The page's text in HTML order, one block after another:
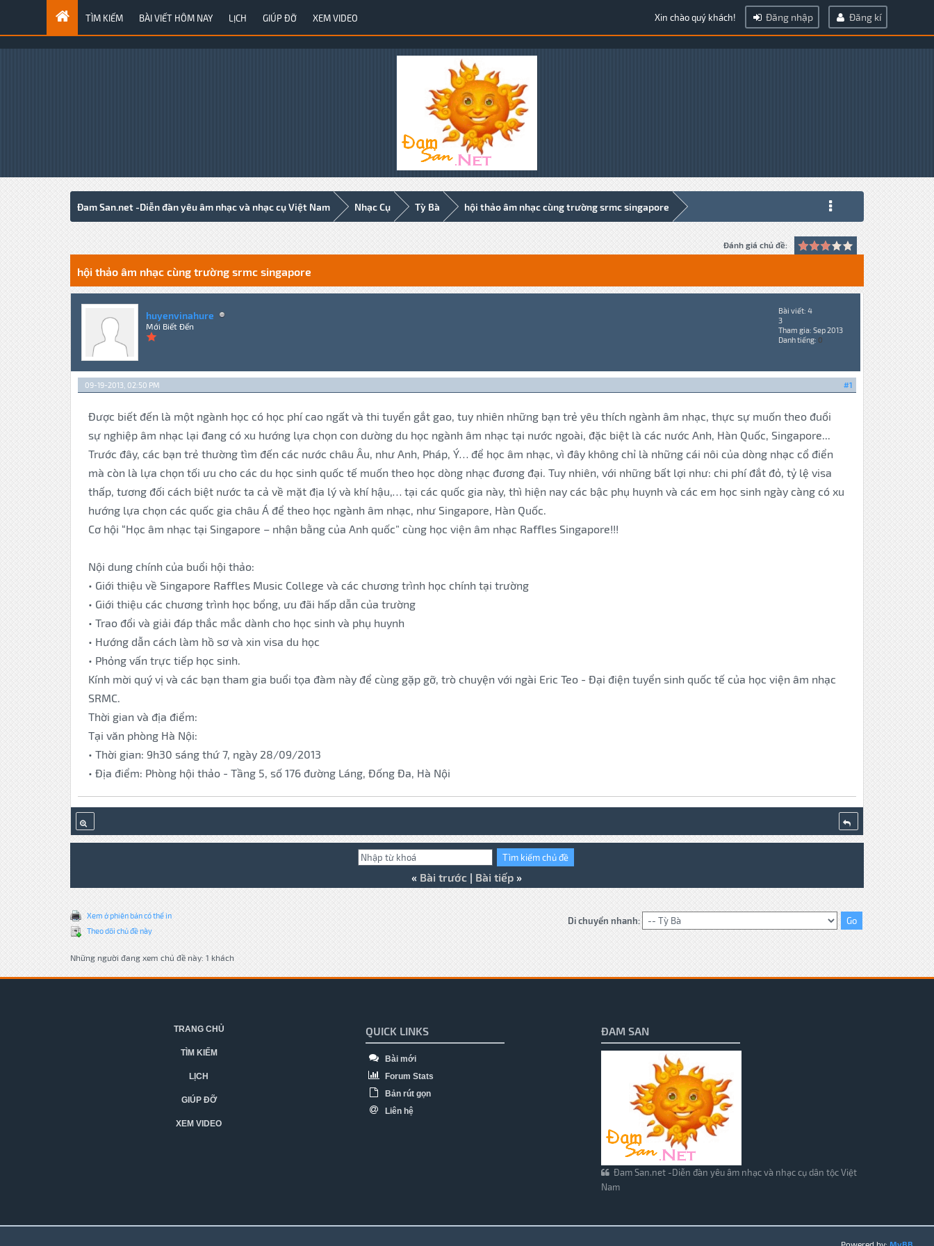
TÌM KIẾM BÀI VIẾT HÔM NAY LỊCH GIÚP ĐỠ XEM VIDEO Xin chào quý khách! Đăng nhập Đăng kí
Đam San.net -Diễn đàn yêu âm nhạc và nhạc cụ Việt Nam Nhạc Cụ Tỳ Bà hội thảo âm nhạc cùng trường srmc singapore
Đánh giá chủ đề:
1 Votes - 3 Average
1
2
3
4
5
hội thảo âm nhạc cùng trường srmc singapore
huyenvinahure
Mới Biết Đến
Bài viết: 4
3
Tham gia: Sep 2013
Danh tiếng: 0
#1
09-19-2013, 02:50 PM
Được biết đến là một ngành học có học phí cao ngất và thi tuyển gắt gao, tuy nhiên những bạn trẻ yêu thích ngành âm nhạc, thực sự muốn theo đuổi
sự nghiệp âm nhạc lại đang có xu hướng lựa chọn con dường du học ngành âm nhạc tại nước ngoài, đặc biệt là các nước Anh, Hàn Quốc, Singapore...
Trước đây, các bạn trẻ thường tìm đến các nước châu Âu, như Anh, Pháp, Ý… để học âm nhạc, vì đây không chỉ là những cái nôi của dòng nhạc cổ điển
mà còn là lựa chọn tối ưu cho các du học sinh quốc tế muốn theo học dòng nhạc đương đại. Tuy nhiên, với những bất lợi như: chi phí đắt đỏ, tỷ lệ visa
thấp, tương đối cách biệt nước ta cả về mặt địa lý và khí hậu,… tại các quốc gia này, thì hiện nay các bậc phụ huynh và các em học sinh ngày càng có xu
hướng lựa chọn các quốc gia châu Á để theo học ngành âm nhạc, như Singapore, Hàn Quốc.
Cơ hội “Học âm nhạc tại Singapore – nhận bằng của Anh quốc” cùng học viện âm nhạc Raffles Singapore!!!
Nội dung chính của buổi hội thảo:
• Giới thiệu về Singapore Raffles Music College và các chương trình học chính tại trường
• Giới thiệu các chương trình học bổng, ưu đãi hấp dẫn của trường
• Trao đổi và giải đáp thắc mắc dành cho học sinh và phụ huynh
• Hướng dẫn cách làm hồ sơ và xin visa du học
• Phỏng vấn trực tiếp học sinh.
Kính mời quý vị và các bạn tham gia buổi tọa đàm này để cùng gặp gỡ, trò chuyện với ngài Eric Teo - Đại điện tuyển sinh quốc tế của học viện âm nhạc
SRMC.
Thời gian và địa điểm:
Tại văn phòng Hà Nội:
• Thời gian: 9h30 sáng thứ 7, ngày 28/09/2013
• Địa điểm: Phòng hội thảo - Tầng 5, số 176 đường Láng, Đống Đa, Hà Nội
« Bài trước | Bài tiếp »
Xem ở phiên bản có thể in
Theo dõi chủ đề này
Di chuyển nhanh:
Những người đang xem chủ đề này: 1 khách
TRANG CHỦ
TÌM KIẾM
LỊCH
GIÚP ĐỠ
XEM VIDEO
QUICK LINKS
Bài mới
Forum Stats
Bản rút gọn
Liên hệ
ĐAM SAN
Đam San.net -Diễn đàn yêu âm nhạc và nhạc cụ dân tộc Việt
Nam
Powered by: MyBB